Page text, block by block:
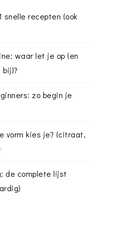
snelle recepten (ook
waar let je op (en
zo begin je
vorm kies je? (citraat,
de complete lijst